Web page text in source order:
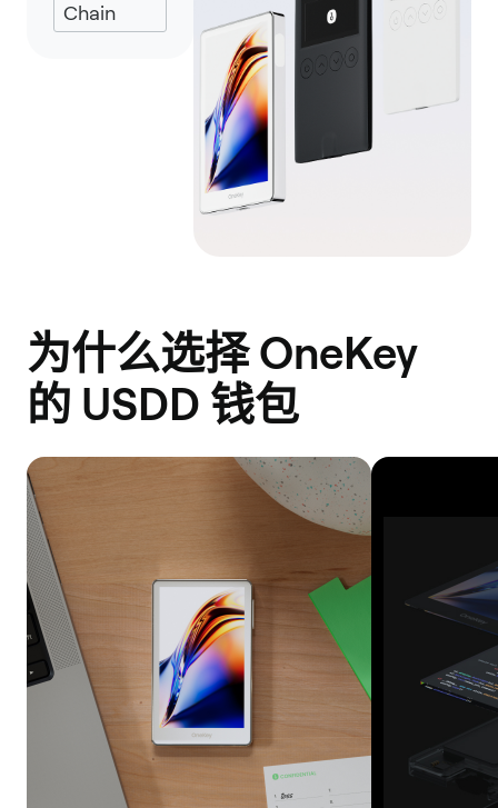
Chain
为什么选择 OneKey
的 USDD 钱包